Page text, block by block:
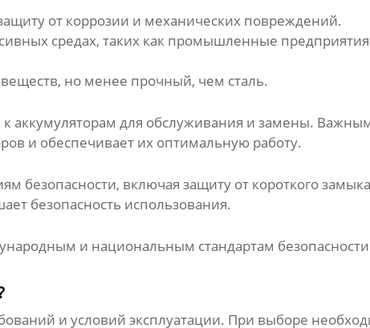
от коррозии и механических повреждений.
средах, таких как промышленные
но менее прочный, чем сталь.
аккумуляторам для обслуживания и замены.
и обеспечивает их оптимальную работу.
безопасности, включая защиту от короткого
безопасность использования.
и национальным стандартам безопасности
и условий эксплуатации. При выборе